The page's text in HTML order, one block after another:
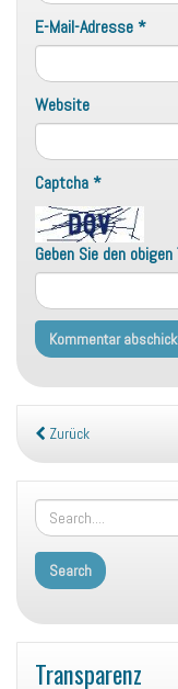
E-Mail-Adresse*
Website
Captcha*
Geben Sie den
Zurück
Transparenz